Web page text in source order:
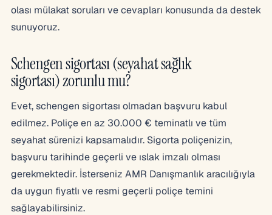
olası mülakat soruları ve cevapları konusunda da destek
sunuyoruz.
Schengen sigortası (seyahat sağlık
sigortası) zorunlu mu?
Evet, schengen sigortası olmadan başvuru kabul
edilmez. Poliçe en az 30.000 € teminatlı ve tüm
seyahat sürenizi kapsamalıdır. Sigorta poliçenizin,
başvuru tarihinde geçerli ve ıslak imzalı olması
gerekmektedir. İsterseniz AMR Danışmanlık aracılığıyla
da uygun fiyatlı ve resmi geçerli poliçe temini
sağlayabilirsiniz.